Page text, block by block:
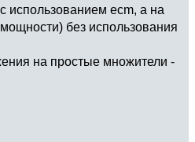
использованием ecm, а на
без использования
на простые множители -